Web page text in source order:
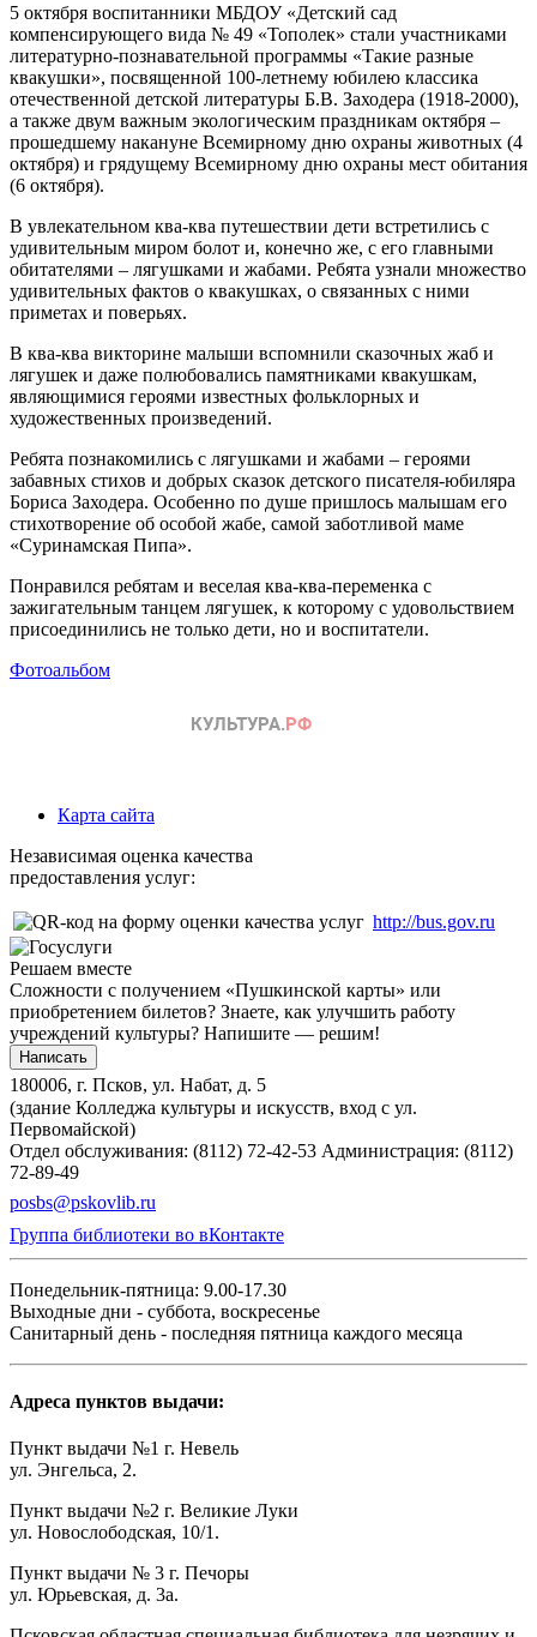
5 октября воспитанники МБДОУ «Детский сад
компенсирующего вида № 49 «Тополек» стали участниками
литературно-познавательной программы «Такие разные
квакушки», посвященной 100-летнему юбилею классика
отечественной детской литературы Б.В. Заходера (1918-2000),
а также двум важным экологическим праздникам октября –
прошедшему накануне Всемирному дню охраны животных (4
октября) и грядущему Всемирному дню охраны мест обитания
(6 октября).
В увлекательном ква-ква путешествии дети встретились с
удивительным миром болот и, конечно же, с его главными
обитателями – лягушками и жабами. Ребята узнали множество
удивительных фактов о квакушках, о связанных с ними
приметах и поверьях.
В ква-ква викторине малыши вспомнили сказочных жаб и
лягушек и даже полюбовались памятниками квакушкам,
являющимися героями известных фольклорных и
художественных произведений.
Ребята познакомились с лягушками и жабами – героями
забавных стихов и добрых сказок детского писателя-юбиляра
Бориса Заходера. Особенно по душе пришлось малышам его
стихотворение об особой жабе, самой заботливой маме
«Суринамская Пипа».
Понравился ребятам и веселая ква-ква-переменка с
зажигательным танцем лягушек, к которому с удовольствием
присоединились не только дети, но и воспитатели.
Фотоальбом
Карта сайта
Независимая оценка качества
предоставления услуг:
http://bus.gov.ru
Решаем вместе
Сложности с получением «Пушкинской карты» или
приобретением билетов? Знаете, как улучшить работу
учреждений культуры? Напишите — решим!
Написать
180006, г. Псков, ул. Набат, д. 5
(здание Колледжа культуры и искусств, вход с ул.
Первомайской)
Отдел обслуживания: (8112) 72-42-53 Администрация: (8112)
72-89-49
posbs@pskovlib.ru
Группа библиотеки во вКонтакте
Понедельник-пятница: 9.00-17.30
Выходные дни - суббота, воскресенье
Санитарный день - последняя пятница каждого месяца
Адреса пунктов выдачи:
Пункт выдачи №1 г. Невель
ул. Энгельса, 2.
Пункт выдачи №2 г. Великие Луки
ул. Новослободская, 10/1.
Пункт выдачи № 3 г. Печоры
ул. Юрьевская, д. 3а.